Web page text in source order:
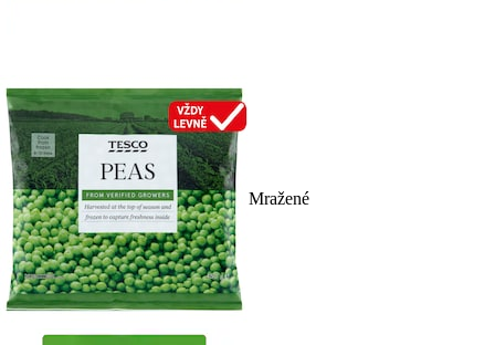
Mražené